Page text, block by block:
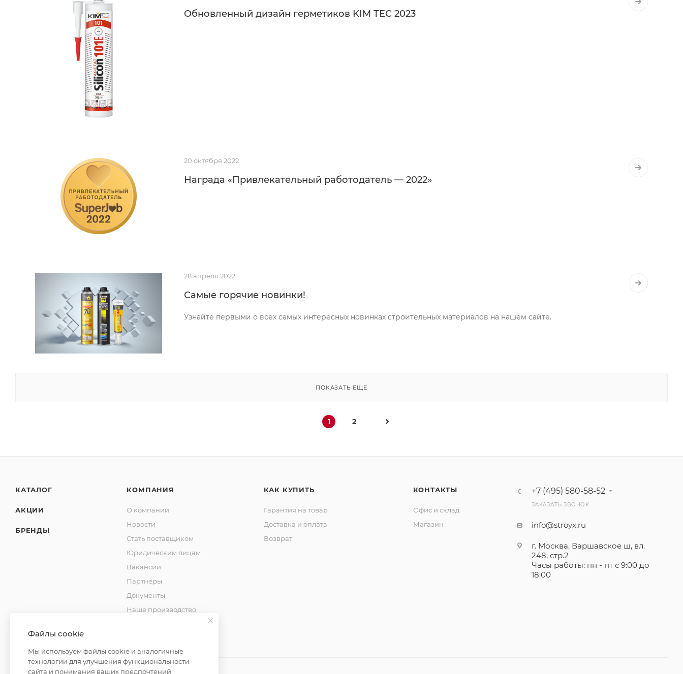
Обновленный дизайн герметиков KIM TEC 2023
20 октября 2022
Награда «Привлекательный работодатель — 2022»
28 апреля 2022
Самые горячие новинки!
Узнайте первыми о всех самых интересных новинках строительных материалов на нашем сайте.
ПОКАЗАТЬ ЕЩЕ
1 2
КАТАЛОГ
АКЦИИ
БРЕНДЫ
КОМПАНИЯ
О компании
Новости
Стать поставщиком
Юридическим лицам
Вакансии
Партнеры
Документы
Наше производство
КАК КУПИТЬ
Гарантия на товар
Доставка и оплата
Возврат
КОНТАКТЫ
Офис и склад
Магазин
+7 (495) 580-58-52
ЗАКАЗАТЬ ЗВОНОК
info@stroyx.ru
г. Москва, Варшавское ш, вл.
248, стр.2
Часы работы: пн - пт с 9:00 до
18:00
Файлы cookie
Мы используем файлы cookie и аналогичные
технологии для улучшения функциональности
сайта и понимания ваших предпочтений.